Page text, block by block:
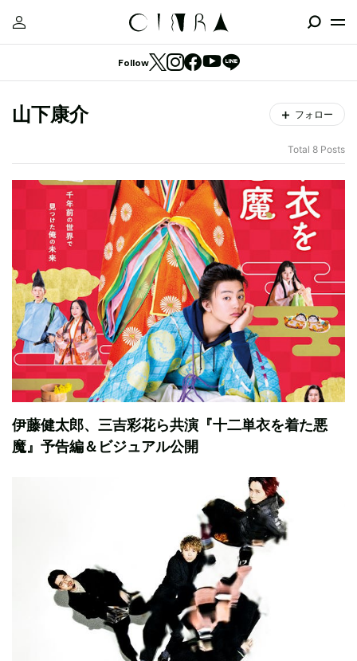
Follow
山下康介 フォロー
Total 8 Posts
伊藤健太郎、三吉彩花ら共演『十二単衣を着た悪
魔』予告編＆ビジュアル公開